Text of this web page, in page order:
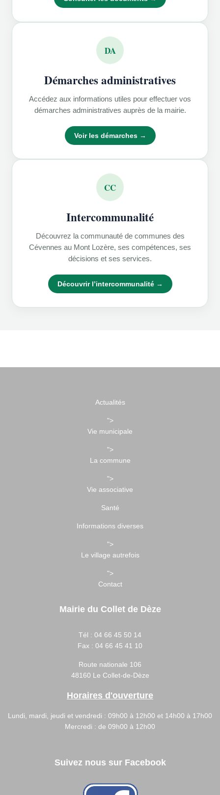
DA
Démarches administratives
Accédez aux informations utiles pour effectuer vos
démarches administratives auprès de la mairie.
Voir les démarches →
CC
Intercommunalité
Découvrez la communauté de communes des
Cévennes au Mont Lozère, ses compétences, ses
décisions et ses services.
Découvrir l’intercommunalité →
Actualités
">
Vie municipale
">
La commune
">
Vie associative
Santé
Informations diverses
">
Le village autrefois
">
Contact
Mairie du Collet de Dèze
Tél : 04 66 45 50 14
Fax : 04 66 45 41 10
Route nationale 106
48160 Le Collet-de-Dèze
Horaires d'ouverture
Lundi, mardi, jeudi et vendredi : 09h00 à 12h00 et 14h00 à 17h00
Mercredi : de 09h00 à 12h00
Suivez nous sur Facebook